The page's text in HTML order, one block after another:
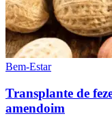
Bem-Estar
Transplante de
amendoim